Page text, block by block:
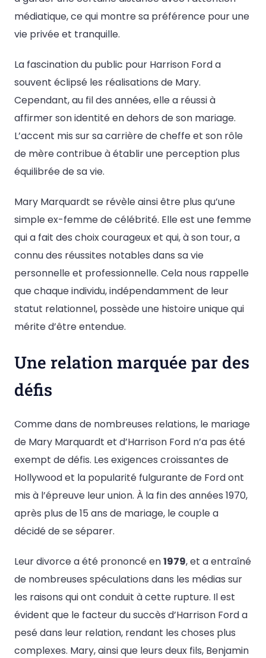
médiatique, ce qui montre sa préférence pour une
vie privée et tranquille.
La fascination du public pour Harrison Ford a
souvent éclipsé les réalisations de Mary.
Cependant, au fil des années, elle a réussi à
affirmer son identité en dehors de son mariage.
L’accent mis sur sa carrière de cheffe et son rôle
de mère contribue à établir une perception plus
équilibrée de sa vie.
Mary Marquardt se révèle ainsi être plus qu’une
simple ex-femme de célébrité. Elle est une femme
qui a fait des choix courageux et qui, à son tour, a
connu des réussites notables dans sa vie
personnelle et professionnelle. Cela nous rappelle
que chaque individu, indépendamment de leur
statut relationnel, possède une histoire unique qui
mérite d’être entendue.
Une relation marquée par des
défis
Comme dans de nombreuses relations, le mariage
de Mary Marquardt et d’Harrison Ford n’a pas été
exempt de défis. Les exigences croissantes de
Hollywood et la popularité fulgurante de Ford ont
mis à l’épreuve leur union. À la fin des années 1970,
après plus de 15 ans de mariage, le couple a
décidé de se séparer.
Leur divorce a été prononcé en1979, et a entraîné
de nombreuses spéculations dans les médias sur
les raisons qui ont conduit à cette rupture. Il est
évident que le facteur du succès d’Harrison Ford a
pesé dans leur relation, rendant les choses plus
complexes. Mary, ainsi que leurs deux fils, Benjamin